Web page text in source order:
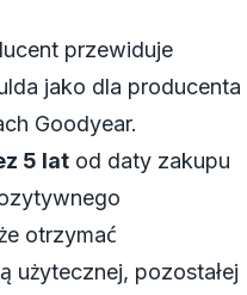
przewiduje
jako dla producenta
Goodyear.
5 lat od daty zakupu
otrzymać
użytecznej, pozostałej